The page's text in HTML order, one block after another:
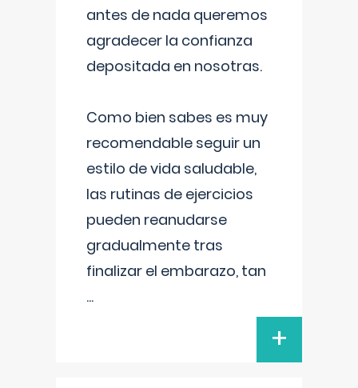
antes de nada queremos
agradecer la confianza
depositada en nosotras.
Como bien sabes es muy
recomendable seguir un
estilo de vida saludable,
las rutinas de ejercicios
pueden reanudarse
gradualmente tras
finalizar el embarazo, tan
...
+